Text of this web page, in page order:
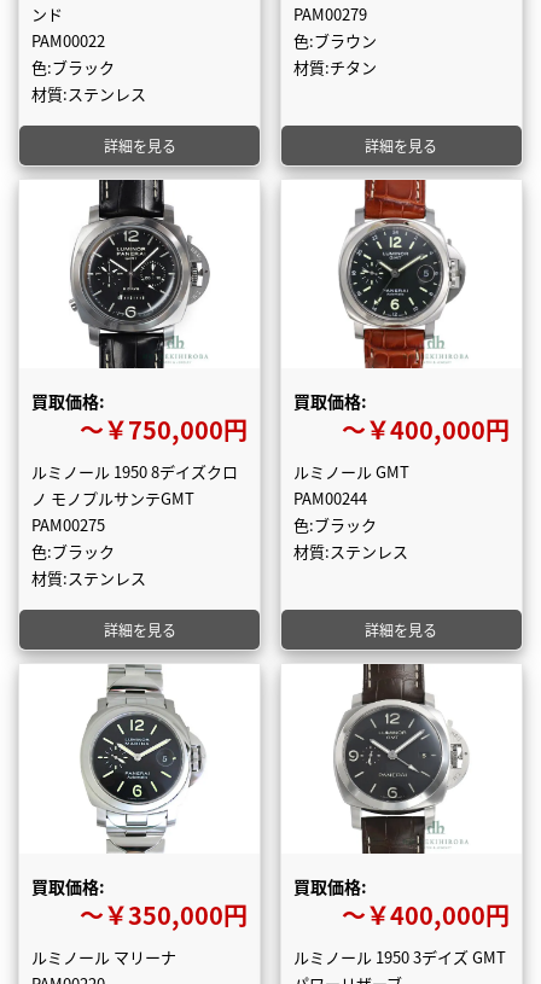
ンド
PAM00022
色:ブラック
材質:ステンレス
詳細を見る
PAM00279
色:ブラウン
材質:チタン
詳細を見る
買取価格:
〜￥750,000円
ルミノール 1950 8デイズクロ
ノ モノプルサンテGMT
PAM00275
色:ブラック
材質:ステンレス
詳細を見る
買取価格:
〜￥400,000円
ルミノール GMT
PAM00244
色:ブラック
材質:ステンレス
詳細を見る
買取価格:
〜￥350,000円
ルミノール マリーナ
買取価格:
〜￥400,000円
ルミノール 1950 3デイズ GMT